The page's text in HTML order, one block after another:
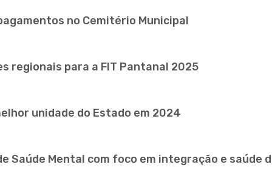
no Cemitério Municipal
regionais para a FIT Pantanal 2025
unidade do Estado em 2024
Saúde Mental com foco em integração e saúde